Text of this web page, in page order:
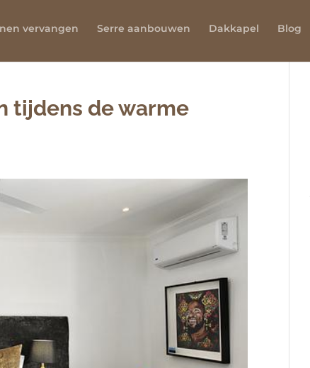
vervangen Serre aanbouwen Dakkapel Blog
tijdens de warme